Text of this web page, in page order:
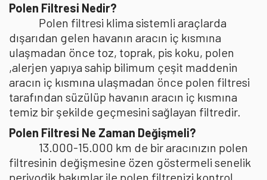
Polen Filtresi Nedir?
Polen filtresi klima sistemli araçlarda
dışarıdan gelen havanın aracın iç kısmına
ulaşmadan önce toz, toprak, pis koku, polen
,alerjen yapıya sahip bilimum çeşit maddenin
aracın iç kısmına ulaşmadan önce polen filtresi
tarafından süzülüp havanın aracın iç kısmına
temiz bir şekilde geçmesini sağlayan filtredir.
Polen Filtresi Ne Zaman Değişmeli?
13.000-15.000 km de bir aracınızın polen
filtresinin değişmesine özen göstermeli senelik
periyodik bakımlar ile polen filtrenizi kontrol